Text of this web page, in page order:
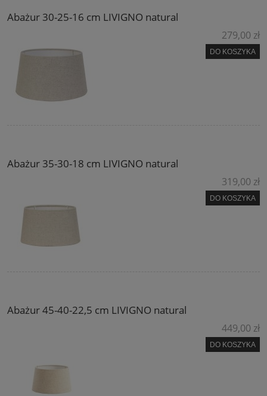
Abażur 30-25-16 cm LIVIGNO natural
279,00 zł
DO KOSZYKA
Abażur 35-30-18 cm LIVIGNO natural
319,00 zł
DO KOSZYKA
Abażur 45-40-22,5 cm LIVIGNO natural
449,00 zł
DO KOSZYKA